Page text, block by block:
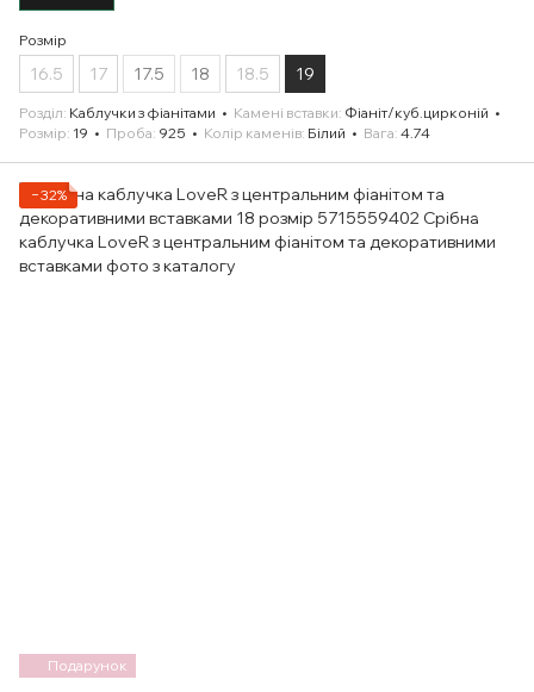
Розмір
16.5 17 17.5 18 18.5 19
Розділ Каблучки з фіанітами Камені вставки Фіаніт/куб.цирконій
Розмір 19 Проба 925 Колір каменів Білий Вага 4.74
Подарунок
−32%